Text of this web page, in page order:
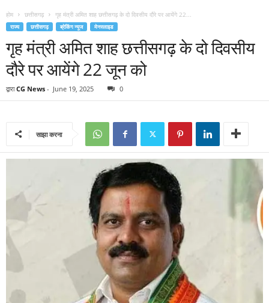
होम छत्तीसगढ़ गृह मंत्री अमित शाह छत्तीसगढ़ के दो दिवसीय दौरे पर आयेंगे 22...
राज्य छत्तीसगढ़ ब्रेकिंग न्यूज मेनस्लाइड
गृह मंत्री अमित शाह छत्तीसगढ़ के दो दिवसीय
दौरे पर आयेंगे 22 जून को
द्वारा CG News - June 19, 2025 0
साझा करना